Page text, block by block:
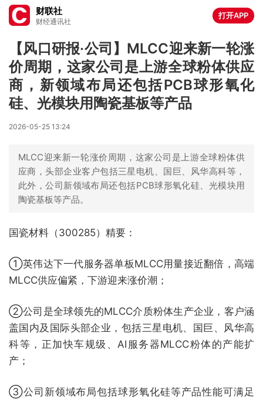
财联社
财经通讯社
打开APP
【风口研报·公司】MLCC迎来新一轮涨
价周期，这家公司是上游全球粉体供应
商，新领域布局还包括PCB球形氧化
硅、光模块用陶瓷基板等产品
2026-05-25 13:24
MLCC迎来新一轮涨价周期，这家公司是上游全球粉体供
应商，头部企业客户包括三星电机、国巨、风华高科等，
此外，公司新领域布局还包括PCB球形氧化硅、光模块用
陶瓷基板等产品。
国瓷材料（300285）精要：
①英伟达下一代服务器单板MLCC用量接近翻倍，高端
MLCC供应偏紧，下游迎来涨价潮；
②公司是全球领先的MLCC介质粉体生产企业，客户涵
盖国内及国际头部企业，包括三星电机、国巨、风华高
科等，正加快车规级、AI服务器MLCC粉体的产能扩
产；
③公司新领域布局包括球形氧化硅等产品性能可满足